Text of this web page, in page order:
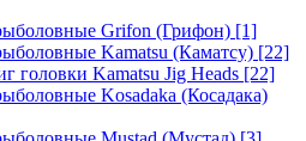
Grifon (Грифон) [1]
Kamatsu (Каматсу) [22]
головки Kamatsu Jig Heads [22]
Kosadaka (Косадака)